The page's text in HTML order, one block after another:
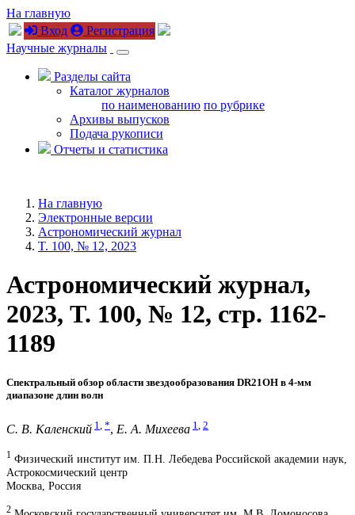
На главную
Вход
Регистрация
Научные журналы
Разделы сайта
Каталог журналов
по наименованию по рубрике
Архивы выпусков
Подача рукописи
Отчеты и статистика
На главную
Электронные версии
Астрономический журнал
T. 100, № 12, 2023
Астрономический журнал,
2023, T. 100, № 12, стр. 1162-
1189
Спектральный обзор области звездообразования DR21OH в 4-мм
диапазоне длин волн
С. В. Каленский 1 *, Е. А. Михеева 1 2
1 Физический институт им. П.Н. Лебедева Российской академии наук,
Астрокосмический центр
Москва, Россия
2